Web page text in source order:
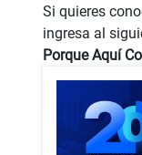
Si quieres
ingresa al
Porque Aquí